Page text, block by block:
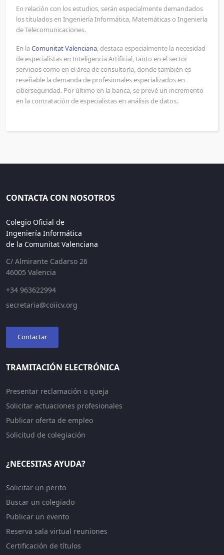
En relación con los estudios, serán especialmente demandados
los titulados en Ingeniería Informática, Matemáticas o Ingeniería
de Telecomunicaciones.
En laComunitat Valenciana, destaca especialmente la necesidad
de especialistas en Inteligencia Artificial, tanto en el sector
servicios como en el área de consultoría, donde también es
reseñable la demanda de profesionales especializados en
ciberseguridad. Por último en la banca, se prevé un incremento
en la contratación de especialistas en análisis de datos.
CONTACTA CON NOSOTROS
Colegio Oficial de
Ingeniería Informática
de la Comunitat Valenciana
C/ Almirante Cadarso 26
46005 Valencia
+34 963622994
secretaria@coiicv.org
Contactar
TRAMITACIÓN ELECTRÓNICA
Presentar reclamación o queja
Solicitar actuaciones profesionales
Publicar oferta de empleo
Solicitud de colegiación
¿NECESITAS AYUDA?
Solicitar un perito
Buscar un colegiado
Publicar un evento
Reserva sala virtual reuniones
Certificación de títulos